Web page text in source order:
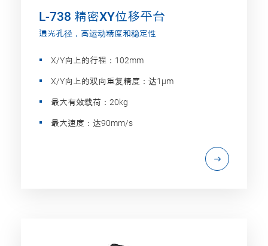
L-738 精密XY位移平台
通光孔径，高运动精度和稳定性
X/Y向上的行程：102mm
X/Y向上的双向重复精度：达1µm
最大有效载荷：20kg
最大速度：达90mm/s